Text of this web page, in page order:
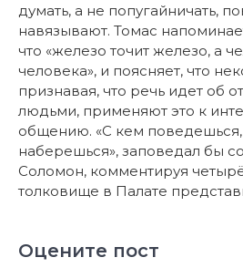
думать, а не попугайничать,
навязывают. Томас
что «железо точит железо, а
человека», и поясняет, что
признавая, что речь идет об
людьми, применяют это к
общению. «С кем поведешься,
наберешься», заповедал бы
Соломон, комментируя
толковище в Палате
Оцените пост